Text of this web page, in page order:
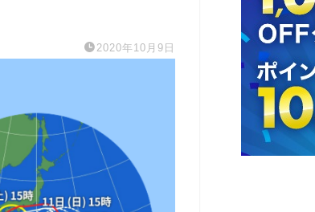
2020年10月9日